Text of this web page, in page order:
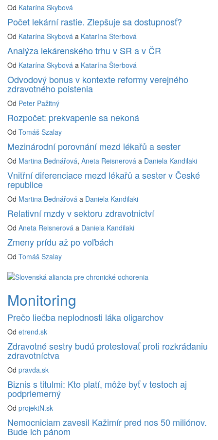
Od Katarína Skybová
Počet lekární rastie. Zlepšuje sa dostupnosť?
Od Katarína Skybová a Katarína Šterbová
Analýza lekárenského trhu v SR a v ČR
Od Katarína Skybová a Katarína Šterbová
Odvodový bonus v kontexte reformy verejného
zdravotného poistenia
Od Peter Pažitný
Rozpočet: prekvapenie sa nekoná
Od Tomáš Szalay
Mezinárodní porovnání mezd lékařů a sester
Od Martina Bednářová, Aneta Reisnerová a Daniela Kandilaki
Vnitřní diferenciace mezd lékařů a sester v České
republice
Od Martina Bednářová a Daniela Kandilaki
Relativní mzdy v sektoru zdravotnictví
Od Aneta Reisnerová a Daniela Kandilaki
Zmeny prídu až po voľbách
Od Tomáš Szalay
Monitoring
Prečo liečba neplodnosti láka oligarchov
Od etrend.sk
Zdravotné sestry budú protestovať proti rozkrádaniu
zdravotníctva
Od pravda.sk
Biznis s titulmi: Kto platí, môže byť v testoch aj
podpriemerný
Od projektN.sk
Nemocniciam zavesil Kažimír pred nos 50 miliónov.
Bude ich pánom